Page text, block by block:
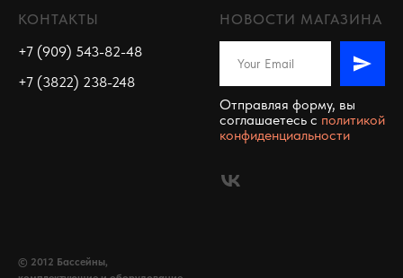
КОНТАКТЫ
+7 (909) 543-82-48
+7 (3822) 238-248
НОВОСТИ МАГАЗИНА
Отправляя форму, вы
соглашаетесь c политикой
конфиденциальности
© 2012 Бассейны,